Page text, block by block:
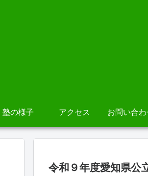
塾の様子 アクセス お問い合わ
令和９年度愛知県公